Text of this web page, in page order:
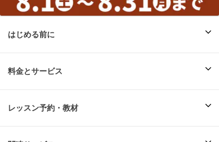
はじめる前に
料金とサービス
レッスン予約・教材